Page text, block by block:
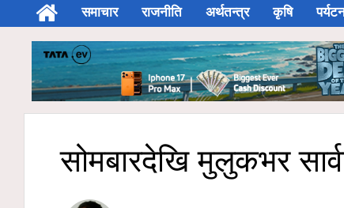
समाचार राजनीति अर्थतन्त्र कृषि
सोमबारदेखि मुलुकभर